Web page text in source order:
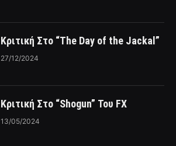
Κριτική Στο “The Day of the Jackal”
27/12/2024
Κριτική Στο “Shogun” Του FX
13/05/2024